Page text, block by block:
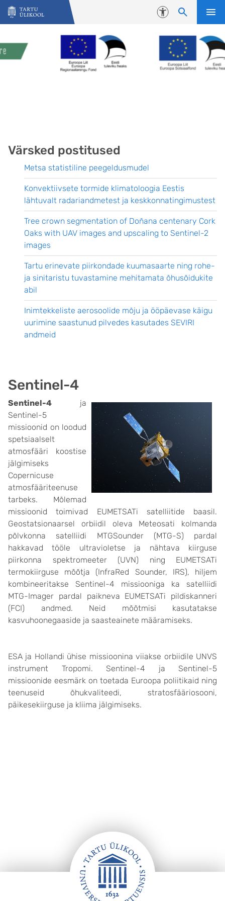
Liigu edasi põhisisu juurde
Juurdepääsetavus
Sentinel-4
Sentinel-4 ja
Sentinel-5
missioonid on loodud
spetsiaalselt
atmosfääri koostise
jälgimiseks
Copernicuse
atmosfääriteenuse
tarbeks. Mõlemad
missioonid toimivad EUMETSATi satelliitide baasil.
Geostatsionaarsel orbiidil oleva Meteosati kolmanda
põlvkonna satelliidi MTGSounder (MTG-S) pardal
hakkavad tööle ultravioletse ja nähtava kiirguse
piirkonna spektromeeter (UVN) ning EUMETSATi
termokiirguse mõõtja (InfraRed Sounder, IRS), hiljem
kombineeritakse Sentinel-4 missiooniga ka satelliidi
MTG-Imager pardal paikneva EUMETSATi pildiskanneri
(FCI) andmed. Neid mõõtmisi kasutatakse
kasvuhoonegaaside ja saasteainete määramiseks.
ESA ja Hollandi ühise missioonina viiakse orbiidile UNVS
instrument Tropomi. Sentinel-4 ja Sentinel-5
missioonide eesmärk on toetada Euroopa poliitikaid ning
teenuseid õhukvaliteedi, stratosfääriosooni,
päikesekiirguse ja kliima jälgimiseks.
Värsked postitused
Metsa statistiline peegeldusmudel
Konvektiivsete tormide klimatoloogia Eestis
lähtuvalt radariandmetest ja keskkonnatingimustest
Tree crown segmentation of Doñana centenary Cork
Oaks with UAV images and upscaling to Sentinel-2
images
Tartu erinevate piirkondade kuumasaarte ning rohe-
ja sinitaristu tuvastamine mehitamata õhusõidukite
abil
Inimtekkeliste aerosoolide mõju ja ööpäevase käigu
uurimine saastunud pilvedes kasutades SEVIRI
andmeid